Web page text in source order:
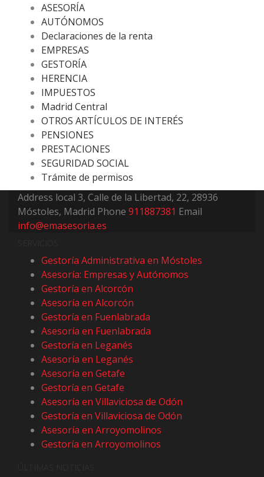
ASESORÍA
AUTÓNOMOS
Declaraciones de la renta
EMPRESAS
GESTORÍA
HERENCIA
IMPUESTOS
Madrid Central
OTROS ARTÍCULOS DE INTERÉS
PENSIONES
PRESTACIONES
SEGURIDAD SOCIAL
Trámite de permisos
Address local 3, Calle de la Libertad, 22, 28936
Móstoles, Madrid Phone 911887381 Email
info@emasesoria.es
Gestoría Administrativa en Móstoles
Asesoría: Empresas y Autónomos
Gestoría en Alcorcón
Asesoría en Alcorcón
Gestoría en Fuenlabrada
Asesoría en Fuenlabrada
Gestoría en Leganés
Asesoría en Leganés
Asesoría en Getafe
Gestoría en Getafe
Asesoría en Villaviciosa de Odón
Gestoría en Villaviciosa de Odón
Asesoría en Arroyomolinos
Gestoría en Arroyomolinos